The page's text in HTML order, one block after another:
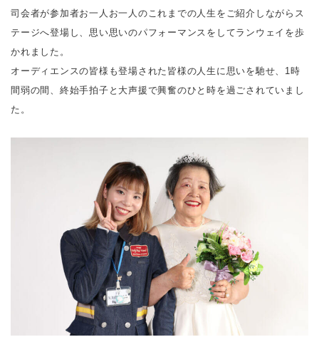
司会者が参加者お⼀⼈お⼀⼈のこれまでの⼈⽣をご紹介しながらス
テージへ登場し、思い思いのパフォーマンスをしてランウェイを歩
かれました。
オーディエンスの皆様も登場された皆様の⼈⽣に思いを馳せ、1時
間弱の間、終始⼿拍⼦と⼤声援で興奮のひと時を過ごされていまし
た。